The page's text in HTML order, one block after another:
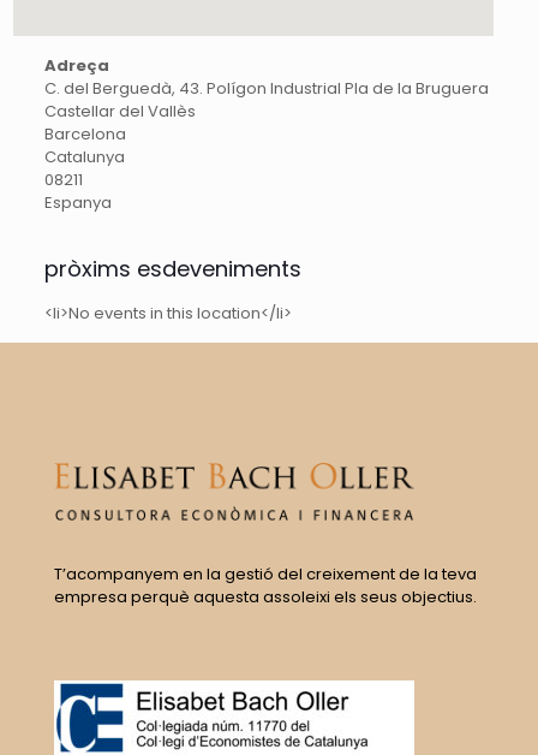
Adreça
C. del Berguedà, 43. Polígon Industrial Pla de la Bruguera
Castellar del Vallès
Barcelona
Catalunya
08211
Espanya
pròxims esdeveniments
<li>No events in this location</li>
T’acompanyem en la gestió del creixement de la teva
empresa perquè aquesta assoleixi els seus objectius.